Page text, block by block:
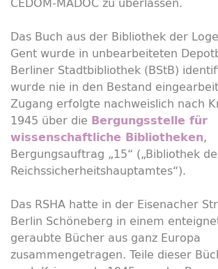
Das Buch aus der Bibliothek der
Gent wurde in unbearbeiteten
Berliner Stadtbibliothek (BStB)
wurde nie in den Bestand
Zugang erfolgte nachweislich nach
1945 über die Bergungsstelle für
wissenschaftliche Bibliotheken,
Bergungsauftrag „15“ („Bibliothek
Reichssicherheitshauptamtes“).
Das RSHA hatte in der Eisenacher
Berlin Schöneberg in einem
geraubte Bücher aus ganz Europa
zusammengetragen. Teile dieser